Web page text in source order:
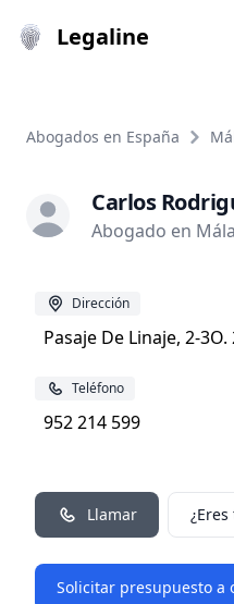
Legaline
Abogados en España
Carlos
Abogado en
Dirección
Pasaje De Linaje, 2-
Teléfono
952 214 599
Llamar ¿Eres
Solicitar presupuesto a